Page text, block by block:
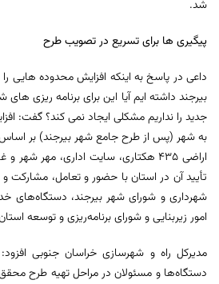
شد.
پیگیری ها برای تسریع در تصویب طرح
داعی در پاسخ به اینکه افزایش محدوده
بیرجند داشته ایم آیا این برای برنامه ریزی
جدید را نداریم مشکلی ایجاد نمی کند؟ گفت:
به شهر (پس از طرح جامع شهر بیرجند) بر
اراضی ۴۳۵ هکتاری، سایت اداری، مهر
تأیید آن در استان با حضور و تعامل، مشارکت
شهرداری و شورای شهر بیرجند، دستگاه‌های
امور زیربنایی و شورای برنامه‌ریزی و توسعه
مدیرکل راه و شهرسازی خراسان جنوبی
دستگاه‌ها و مسئولان در مراحل تهیه طرح